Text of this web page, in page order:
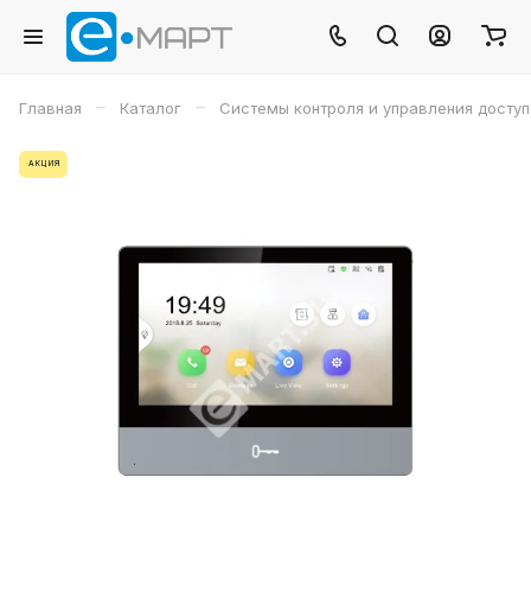
Главная – Каталог – Системы контроля и управления
АКЦИЯ